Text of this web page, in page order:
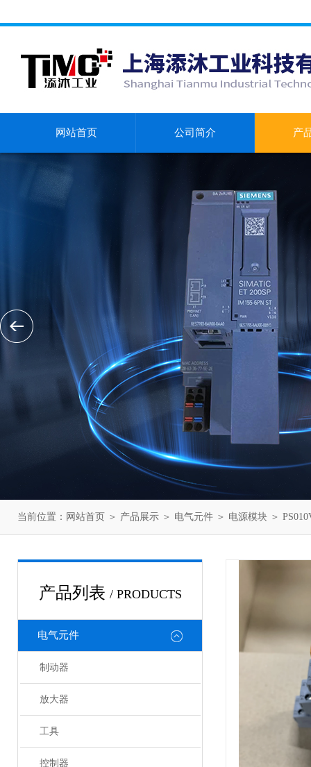
网站首页 公司简介 产
当前位置： 网站首页 ＞ 产品展示 ＞ 电气元件 ＞ 电源模块 ＞
产品列表 / PRODUCTS
电气元件
制动器
放大器
工具
控制器